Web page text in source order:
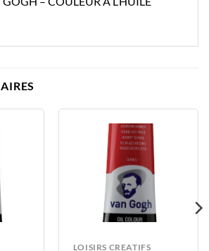
LOISIRS CREATIFS